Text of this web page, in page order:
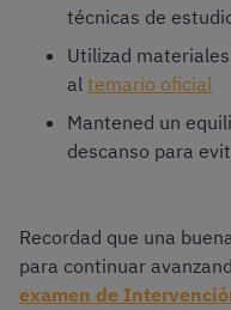
técnicas de
Utilizad
al temario oficial
Mantened un
descanso para
Recordad que una
para continuar
examen de